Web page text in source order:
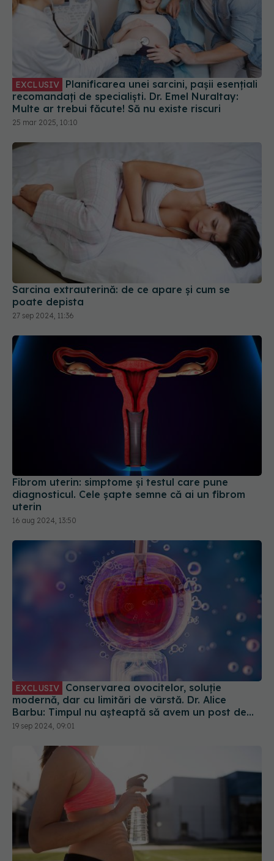
recomandați de specialiști. Dr. Emel Nuraltay:
Multe ar trebui făcute! Să nu existe riscuri
25 mar 2025, 10:10
Sarcina extrauterină: de ce apare și cum se
poate depista
27 sep 2024, 11:36
diagnosticul. Cele șapte semne că ai un fibrom
uterin
16 aug 2024, 13:50
modernă, dar cu limitări de vârstă. Dr. Alice
Barbu: Timpul nu așteaptă să avem un post de
conducere sau partenerul ideal
19 sep 2024, 09:01